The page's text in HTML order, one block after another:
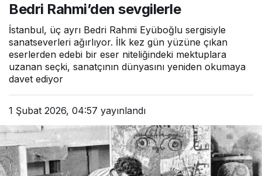
Bedri Rahmi’den sevgilerle
İstanbul, üç ayrı Bedri Rahmi Eyüboğlu sergisiyle
sanatseverleri ağırlıyor. İlk kez gün yüzüne çıkan
eserlerden edebi bir eser niteliğindeki mektuplara
uzanan seçki, sanatçının dünyasını yeniden okumaya
davet ediyor
1 Şubat 2026, 04:57 yayınlandı